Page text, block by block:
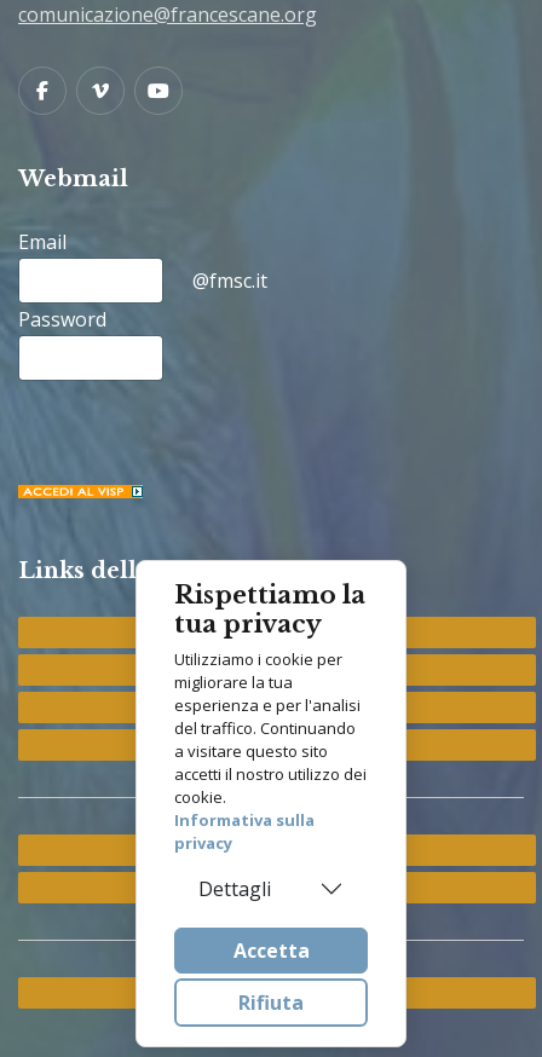
Rispettiamo la
tua privacy
Utilizziamo i cookie per
migliorare la tua
esperienza e per l'analisi
del traffico. Continuando
a visitare questo sito
accetti il nostro utilizzo dei
cookie.
Informativa sulla
privacy
Dettagli
Accetta
Rifiuta
comunicazione@francescane.org
FacebookVimeoYoutube
Webmail
Email
@fmsc.it
Password
Links della Congregazione
Provincia "St. Francis"
Provincia "M. Immacolata"
Provincia "S. Antonio"
Provincia "S. Elisabetta"
Ramo ETS
Istituto Asisium
Cookie & Privacy Policy